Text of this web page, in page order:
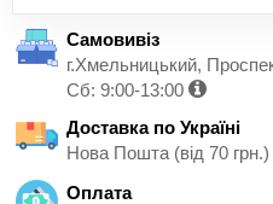
Самовивіз
г.Хмельницький,
Сб: 9:00-13:00
Доставка по Україні
Нова Пошта (від 70 грн.)
Оплата